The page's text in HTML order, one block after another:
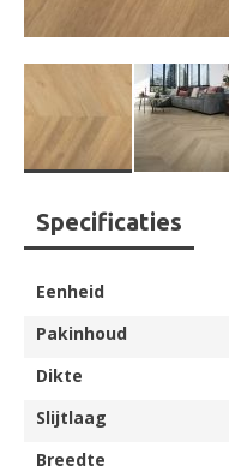
Ga
naar
het
begin
van
de
gallerij
Specificaties
Eenheid
Pakinhoud
Dikte
Slijtlaag
Breedte